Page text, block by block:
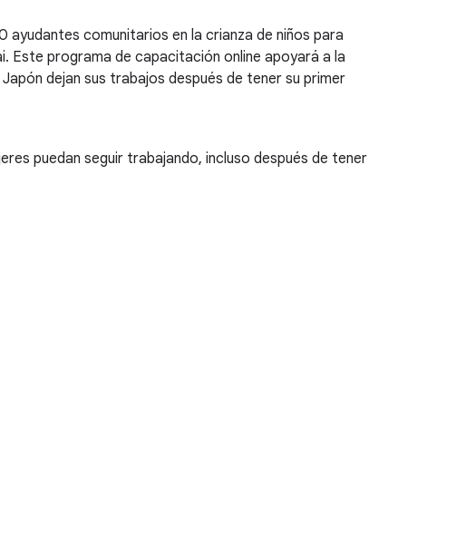
comunitarios en la crianza de niños para
Este programa de capacitación online apoyará a la
dejan sus trabajos después de tener su primer
puedan seguir trabajando, incluso después de tener